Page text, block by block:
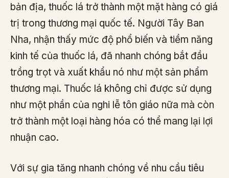
bản địa, thuốc lá trở thành một mặt hàng có giá
trị trong thương mại quốc tế. Người Tây Ban
Nha, nhận thấy mức độ phổ biến và tiềm năng
kinh tế của thuốc lá, đã nhanh chóng bắt đầu
trồng trọt và xuất khẩu nó như một sản phẩm
thương mại. Thuốc lá không chỉ được sử dụng
như một phần của nghi lễ tôn giáo nữa mà còn
trở thành một loại hàng hóa có thể mang lại lợi
nhuận cao.
Với sự gia tăng nhanh chóng về nhu cầu tiêu